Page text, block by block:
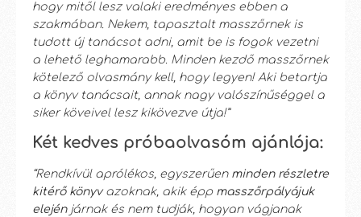
hogy mitől lesz valaki eredményes ebben a
szakmában. Nekem, tapasztalt masszőrnek is
tudott új tanácsot adni, amit be is fogok vezetni
a lehető leghamarabb. Minden kezdő masszőrnek
kötelező olvasmány kell, hogy legyen! Aki betartja
a könyv tanácsait, annak nagy valószínűséggel a
siker köveivel lesz kikövezve útja!”
Két kedves próbaolvasóm ajánlója:
“Rendkívül aprólékos, egyszerűen minden részletre
kitérő könyvazoknak, akik épp masszőrpályájuk
elejénjárnak és nem tudják, hogyan vágjanak